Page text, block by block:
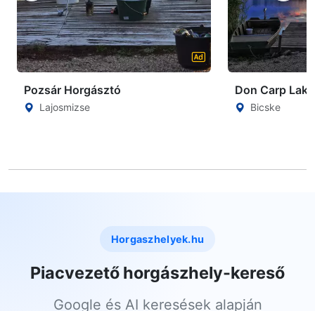
Pozsár Horgásztó
Lajosmizse
Don Carp Lake
Bicske
Horgaszhelyek.hu
Piacvezető horgászhely-kereső
Google és AI keresések alapján